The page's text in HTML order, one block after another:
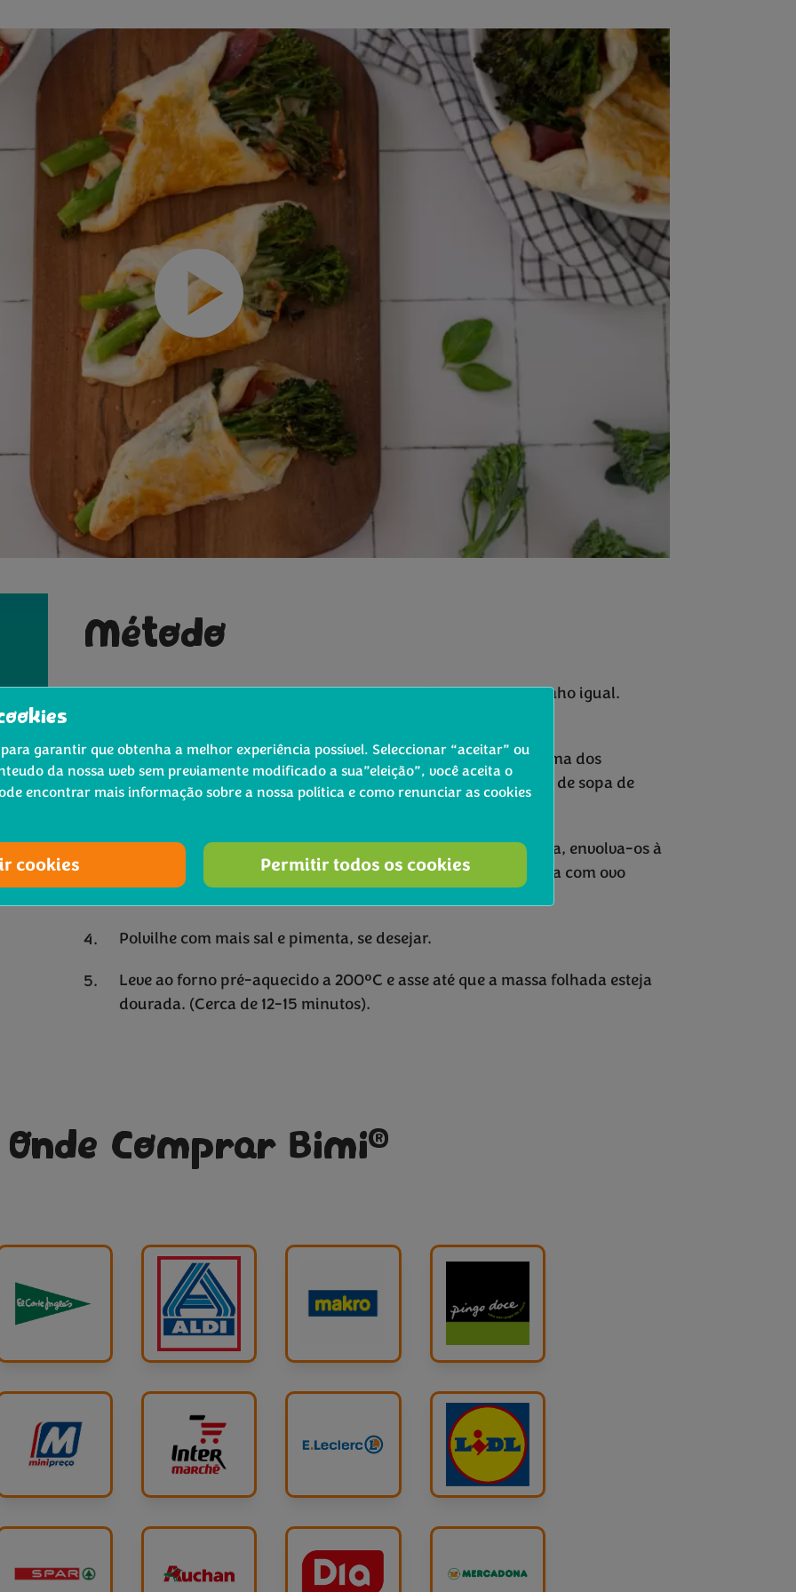
Método
Corte cada base de massa folhada em 6 retângulos de tamanho igual.
Para fazer os rolinhos, coloque uma fatia de presunto por cima dos
retângulos. De seguida, coloque 3-4 talos Bimi e 1-2 colheres de sopa de
queijo e cada rectângulo
Levante dois cantos opostos dos retângulos de massa folhada, envolva-os à
volta dos Bimi e pressione para selar. Pincele a massa folhada com ovo
Polvilhe com mais sal e pimenta, se desejar.
Leve ao forno pré-aquecido a 200ºC e asse até que a massa folhada esteja
dourada. (Cerca de 12-15 minutos).
Onde Comprar Bimi®
garantir que obtenha a melhor experiência possível. Seleccionar “aceitar” ou
da nossa web sem previamente modificado a sua”eleição”, você aceita o
encontrar mais informação sobre a nossa política e como renunciar as cookies
cookies Permitir todos os cookies